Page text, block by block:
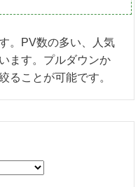
。PV数の多い、人気
ます。プルダウンか
ることが可能です。